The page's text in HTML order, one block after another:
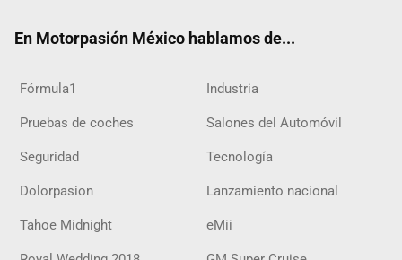
En Motorpasión México hablamos de...
Fórmula1 Industria
Pruebas de coches Salones del Automóvil
Seguridad Tecnología
Dolorpasion Lanzamiento nacional
Tahoe Midnight eMii